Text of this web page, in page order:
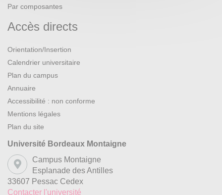
Par composantes
Accès directs
Orientation/Insertion
Calendrier universitaire
Plan du campus
Annuaire
Accessibilité : non conforme
Mentions légales
Plan du site
Université Bordeaux Montaigne
Campus Montaigne
Esplanade des Antilles
33607 Pessac Cedex
Contacter l'université